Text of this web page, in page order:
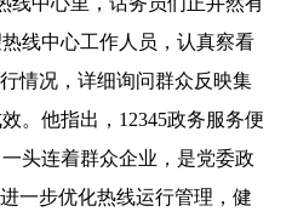
线中心工作人员 ，认真察看
情况 ，详细询问群众反映集
。他指出， 12345政务服务便
头连着群众企业，是党委政
进一步优化热线运行管理，健